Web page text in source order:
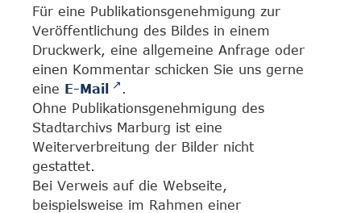
Für eine Publikationsgenehmigung zur
Veröffentlichung des Bildes in einem
Druckwerk, eine allgemeine Anfrage oder
einen Kommentar schicken Sie uns gerne
eine E-Mail
.
Ohne Publikationsgenehmigung des
Stadtarchivs Marburg ist eine
Weiterverbreitung der Bilder nicht
gestattet.
Bei Verweis auf die Webseite,
beispielsweise im Rahmen einer